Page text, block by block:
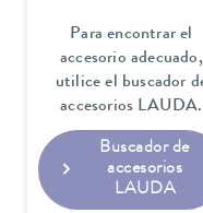
Para encontrar el
accesorio adecuado,
utilice el buscador
accesorios LAUDA.
Buscador de
accesorios
LAUDA